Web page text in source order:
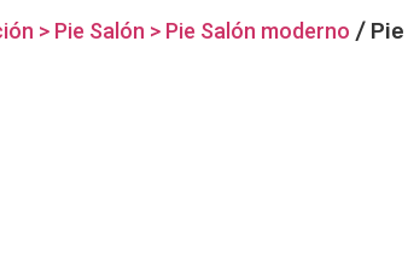
> Pie Salón > Pie Salón moderno / Pie